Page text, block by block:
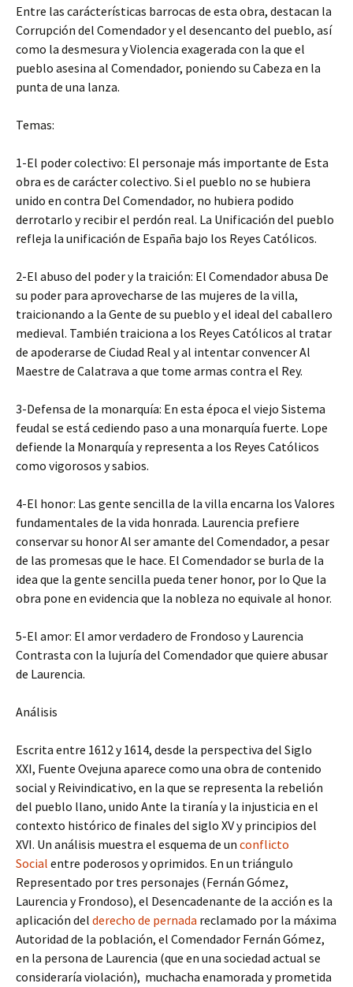
Entre las carácterísticas barrocas de esta obra, destacan la
Corrupción del Comendador y el desencanto del pueblo, así
como la desmesura y Violencia exagerada con la que el
pueblo asesina al Comendador, poniendo su Cabeza en la
punta de una lanza.
Temas:
1-El poder colectivo: El personaje más importante de Esta
obra es de carácter colectivo. Si el pueblo no se hubiera
unido en contra Del Comendador, no hubiera podido
derrotarlo y recibir el perdón real. La Unificación del pueblo
refleja la unificación de España bajo los Reyes Católicos.
2-El abuso del poder y la traición: El Comendador abusa De
su poder para aprovecharse de las mujeres de la villa,
traicionando a la Gente de su pueblo y el ideal del caballero
medieval. También traiciona a los Reyes Católicos al tratar
de apoderarse de Ciudad Real y al intentar convencer Al
Maestre de Calatrava a que tome armas contra el Rey.
3-Defensa de la monarquía: En esta época el viejo Sistema
feudal se está cediendo paso a una monarquía fuerte. Lope
defiende la Monarquía y representa a los Reyes Católicos
como vigorosos y sabios.
4-El honor: Las gente sencilla de la villa encarna los Valores
fundamentales de la vida honrada. Laurencia prefiere
conservar su honor Al ser amante del Comendador, a pesar
de las promesas que le hace. El Comendador se burla de la
idea que la gente sencilla pueda tener honor, por lo Que la
obra pone en evidencia que la nobleza no equivale al honor.
5-El amor: El amor verdadero de Frondoso y Laurencia
Contrasta con la lujuría del Comendador que quiere abusar
de Laurencia.
Análisis
Escrita entre 1612 y 1614, desde la perspectiva del Siglo
XXI, Fuente Ovejuna aparece como una obra de contenido
social y Reivindicativo, en la que se representa la rebelión
del pueblo llano, unido Ante la tiranía y la injusticia en el
contexto histórico de finales del siglo XV y principios del
XVI. Un análisis muestra el esquema de un conflicto
Social entre poderosos y oprimidos. En un triángulo
Representado por tres personajes (Fernán Gómez,
Laurencia y Frondoso), el Desencadenante de la acción es la
aplicación del derecho de pernada reclamado por la máxima
Autoridad de la población, el Comendador Fernán Gómez,
en la persona de Laurencia (que en una sociedad actual se
consideraría violación), muchacha enamorada y prometida